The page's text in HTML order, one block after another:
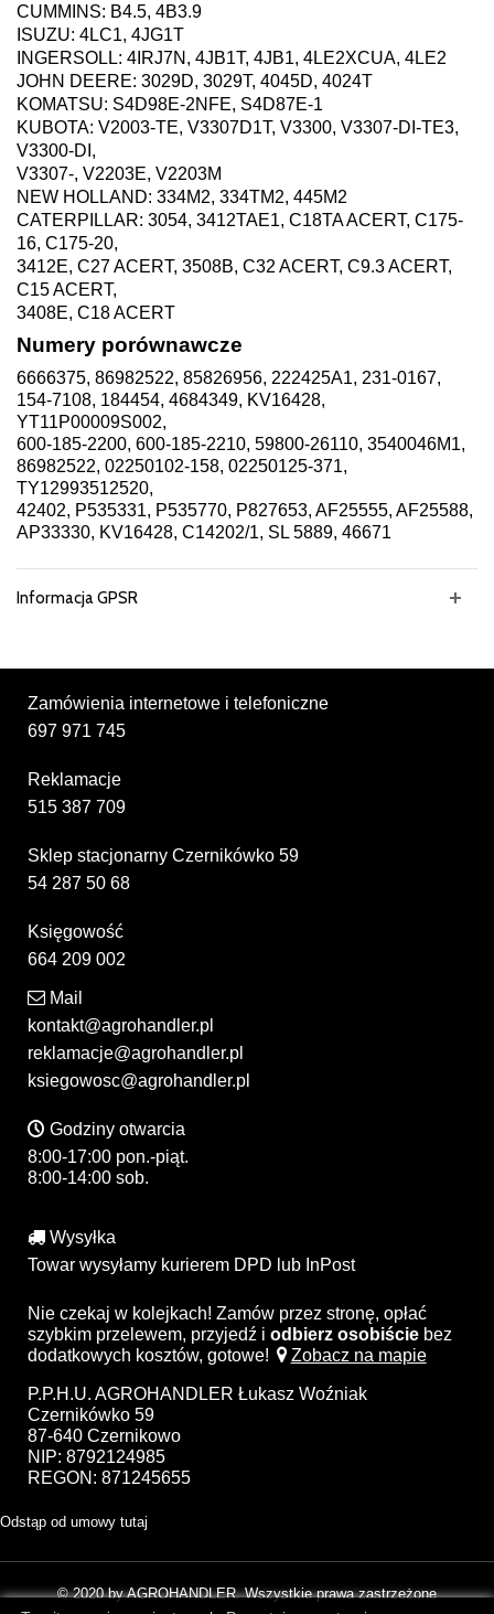
CUMMINS: B4.5, 4B3.9
ISUZU: 4LC1, 4JG1T
INGERSOLL: 4IRJ7N, 4JB1T, 4JB1, 4LE2XCUA, 4LE2
JOHN DEERE: 3029D, 3029T, 4045D, 4024T
KOMATSU: S4D98E-2NFE, S4D87E-1
KUBOTA: V2003-TE, V3307D1T, V3300, V3307-DI-TE3,
V3300-DI,
V3307-, V2203E, V2203M
NEW HOLLAND: 334M2, 334TM2, 445M2
CATERPILLAR: 3054, 3412TAE1, C18TA ACERT, C175-
16, C175-20,
3412E, C27 ACERT, 3508B, C32 ACERT, C9.3 ACERT,
C15 ACERT,
3408E, C18 ACERT
Numery porównawcze
6666375, 86982522, 85826956, 222425A1, 231-0167,
154-7108, 184454, 4684349, KV16428,
YT11P00009S002,
600-185-2200, 600-185-2210, 59800-26110, 3540046M1,
86982522, 02250102-158, 02250125-371,
TY12993512520,
42402, P535331, P535770, P827653, AF25555, AF25588,
AP33330, KV16428, C14202/1, SL 5889, 46671
Informacja GPSR
Zamówienia internetowe i telefoniczne
697 971 745
Reklamacje
515 387 709
Sklep stacjonarny Czernikówko 59
54 287 50 68
Księgowość
664 209 002
Mail
kontakt@agrohandler.pl
reklamacje@agrohandler.pl
ksiegowosc@agrohandler.pl
Godziny otwarcia
8:00-17:00 pon.-piąt.
8:00-14:00 sob.
Wysyłka
Towar wysyłamy kurierem DPD lub InPost
Nie czekaj w kolejkach! Zamów przez stronę, opłać
szybkim przelewem, przyjedź i odbierz osobiście bez
dodatkowych kosztów, gotowe!
Zobacz na mapie
P.P.H.U. AGROHANDLER Łukasz Woźniak
Czernikówko 59
87-640 Czernikowo
NIP: 8792124985
REGON: 871245655
Odstąp od umowy tutaj
© 2020 by AGROHANDLER. Wszystkie prawa zastrzeżone